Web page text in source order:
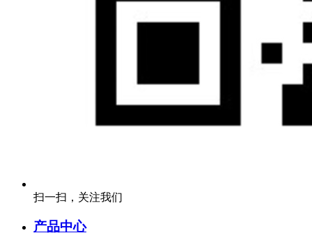
扫一扫，关注我们
产品中心